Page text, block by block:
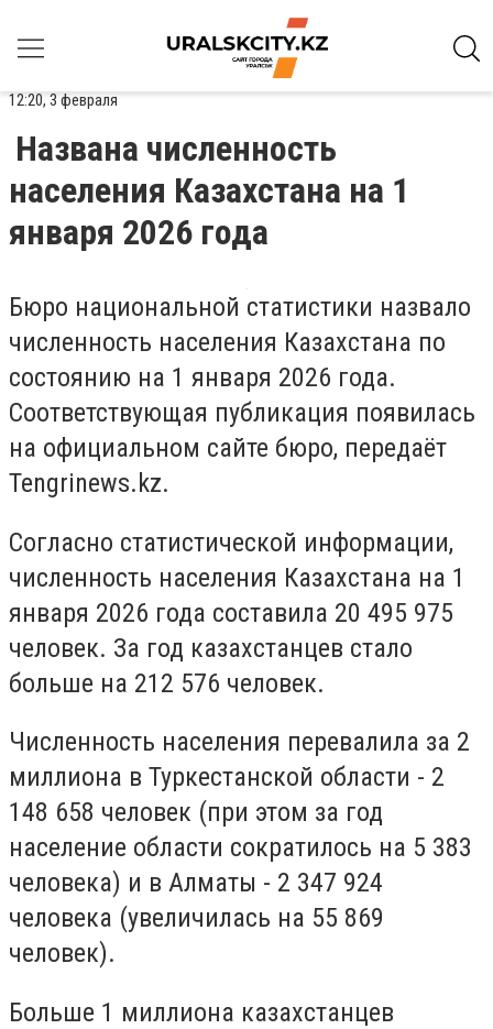
12:20, 3 февраля
Названа численность
населения Казахстана на 1
января 2026 года
Бюро национальной статистики назвало
численность населения Казахстана по
состоянию на 1 января 2026 года.
Соответствующая публикация появилась
на официальном сайте бюро, передаёт
Tengrinews.kz.
Согласно статистической информации,
численность населения Казахстана на 1
января 2026 года составила 20 495 975
человек. За год казахстанцев стало
больше на 212 576 человек.
Численность населения перевалила за 2
миллиона в Туркестанской области - 2
148 658 человек (при этом за год
население области сократилось на 5 383
человека) и в Алматы - 2 347 924
человека (увеличилась на 55 869
человек).
Больше 1 миллиона казахстанцев